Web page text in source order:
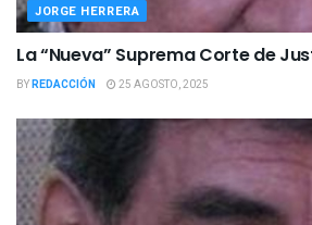
JORGE HERRERA
La “Nueva” Suprema Corte de
BYREDACCIÓN 25 AGOSTO, 2025